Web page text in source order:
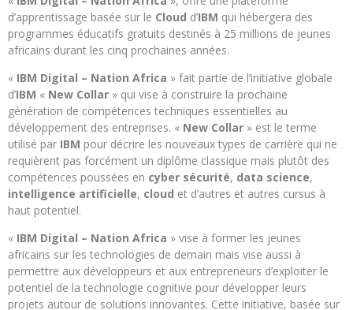
d’apprentissage basée sur le Cloud d’IBM qui hébergera des
programmes éducatifs gratuits destinés à 25 millions de jeunes
africains durant les cinq prochaines années.
« IBM Digital – Nation Africa » fait partie de l’initiative globale
d’IBM « New Collar » qui vise à construire la prochaine
génération de compétences techniques essentielles au
développement des entreprises. « New Collar » est le terme
utilisé par IBM pour décrire les nouveaux types de carrière qui ne
requièrent pas forcément un diplôme classique mais plutôt des
compétences poussées en cyber sécurité, data science,
intelligence artificielle, cloud et d’autres et autres cursus à
haut potentiel.
« IBM Digital – Nation Africa » vise à former les jeunes
africains sur les technologies de demain mais vise aussi à
permettre aux développeurs et aux entrepreneurs d’exploiter le
potentiel de la technologie cognitive pour développer leurs
projets autour de solutions innovantes. Cette initiative, basée sur